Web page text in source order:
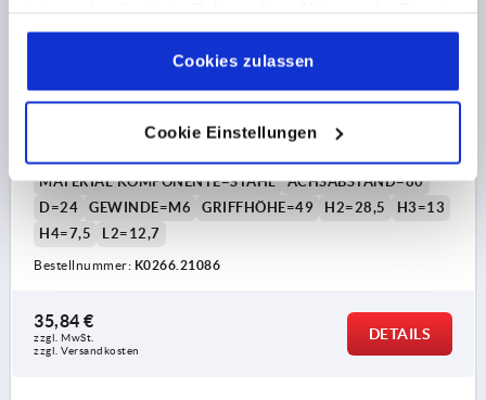
gesammelt haben.Cookie Richtlinien
Datenschutz|AGB
Cookies zulassen
Cookie Einstellungen
GRIFF, THERMOPLAST SCHWARZGRAU RAL7021,
SCHLÜSSELWEITE=8 LÄNGE=104
HÖHE=85,7
AUSFÜHRUNG 1=INNENVIERKANT
MATERIAL KOMPONENTE=STAHL
ACHSABSTAND=80
D=24
GEWINDE=M6 GRIFFHÖHE=49 H2=28,5
H3=13
H4=7,5
L2=12,7
Bestellnummer: K0266.21086
35,84 €
zzgl. MwSt.
zzgl. Versandkosten
DETAILS